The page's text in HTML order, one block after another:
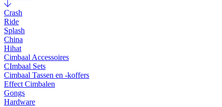
Crash
Ride
Splash
China
Hihat
Cimbaal Accessoires
CImbaal Sets
Cimbaal Tassen en -koffers
Effect Cimbalen
Gongs
Hardware